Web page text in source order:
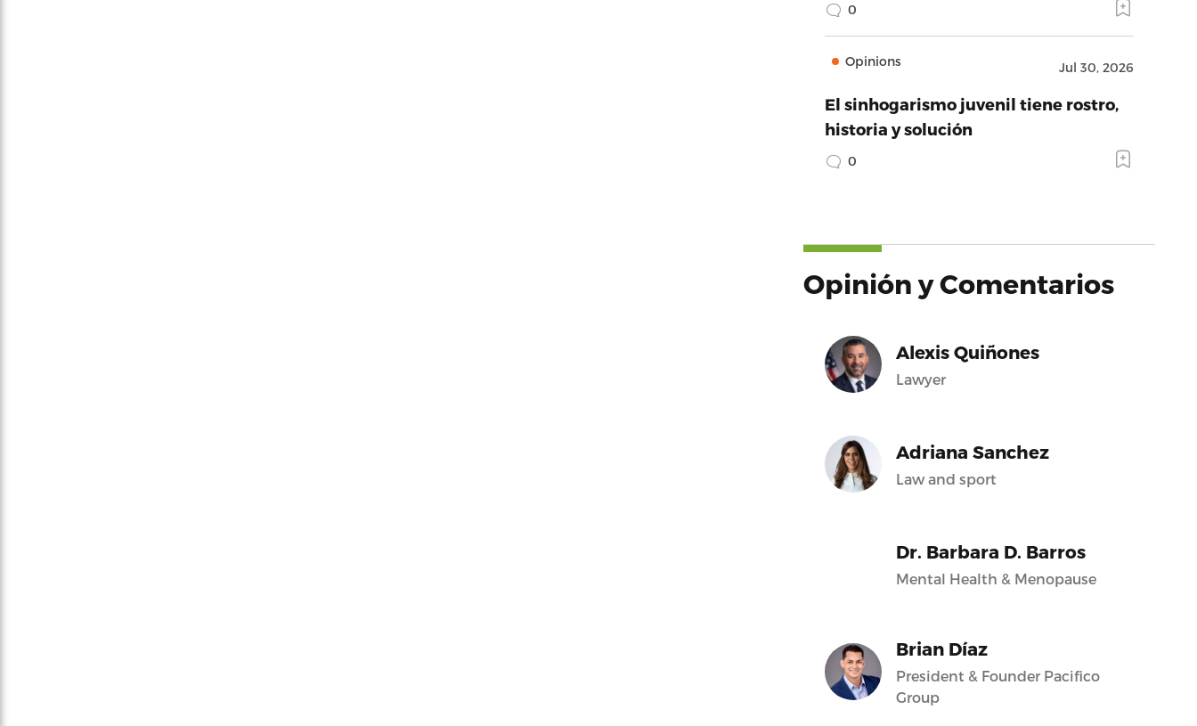
0
Opinions Jul 30, 2026
El sinhogarismo juvenil tiene rostro,
historia y solución
0
Opinión y Comentarios
Alexis Quiñones
Lawyer
Adriana Sanchez
Law and sport
Dr. Barbara D. Barros
Mental Health & Menopause
Brian Díaz
President & Founder Pacifico
Group